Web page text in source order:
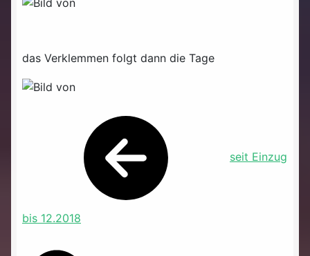
das Verklemmen folgt dann die Tage
seit Einzug
bis 12.2018